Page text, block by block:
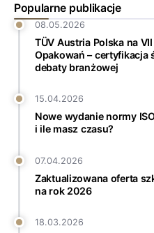
Popularne publikacje
08.05.2026
TÜV Austria Polska na
Opakowań –
debaty branżowej
15.04.2026
Nowe wydanie normy
i ile masz czasu?
07.04.2026
Zaktualizowana oferta
na rok 2026
18.03.2026